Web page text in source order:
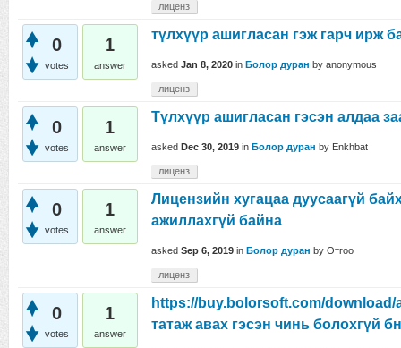
лиценз
0
votes
1
answer
түлхүүр ашигласан гэж гарч ирж
asked Jan 8, 2020 in Болор дуран by anonymous
лиценз
0
votes
1
answer
Түлхүүр ашигласан гэсэн алдаа
asked Dec 30, 2019 in Болор дуран by Enkhbat
лиценз
0
votes
1
answer
Лицензийн хугацаа дуусаагүй
ажиллахгүй байна
asked Sep 6, 2019 in Болор дуран by Отгоо
лиценз
0
votes
1
answer
https://buy.bolorsoft.com/download/
татаж авах гэсэн чинь болохгүй